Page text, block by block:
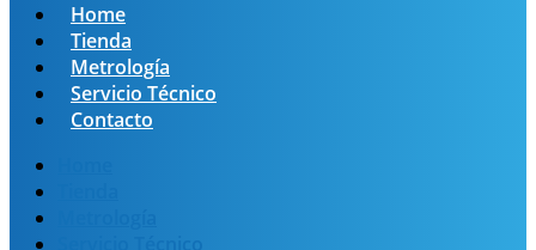
Home
Tienda
Metrología
Servicio Técnico
Contacto